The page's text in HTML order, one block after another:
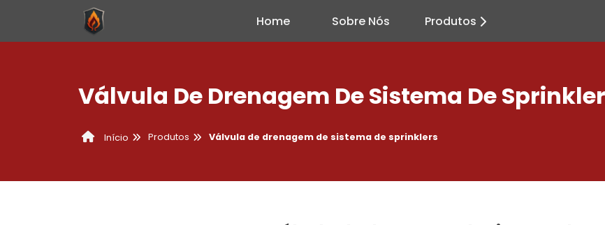
Home Sobre Nós Produtos
Válvula De Drenagem De Sistema De
Início Produtos Válvula de drenagem de sistema de sprinklers